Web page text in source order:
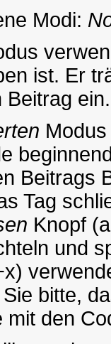
Modi:
ist. Er
Beitrag ein.
Beitrags
Tag
Knopf
und
bitte,
mit den